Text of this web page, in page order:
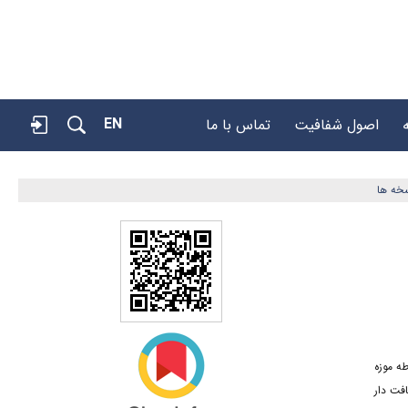
اصول شفافیت تماس با ما EN
ها
موزه
دار